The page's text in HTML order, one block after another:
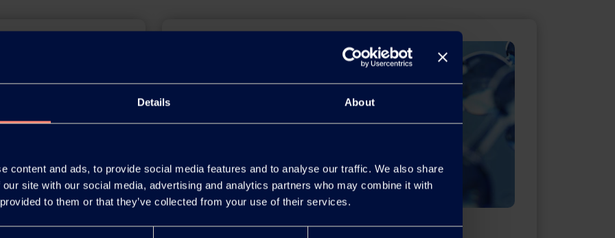
Details About
content and ads, to provide social media features and to analyse our traffic. We also share
site with our social media, advertising and analytics partners who may combine it with
to them or that they’ve collected from your use of their services.
規制等関連情報